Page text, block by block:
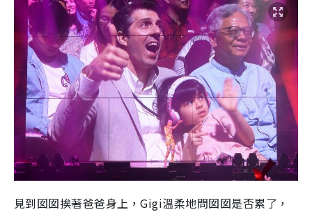
見到囡囡挨著爸爸身上，Gigi溫柔地問囡囡是否累了，